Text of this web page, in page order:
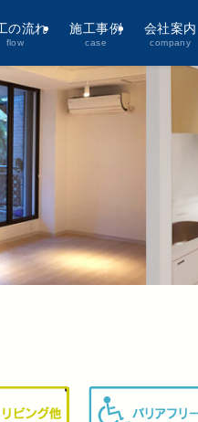
の流れ
flow
施工事例
case
会社案内
company